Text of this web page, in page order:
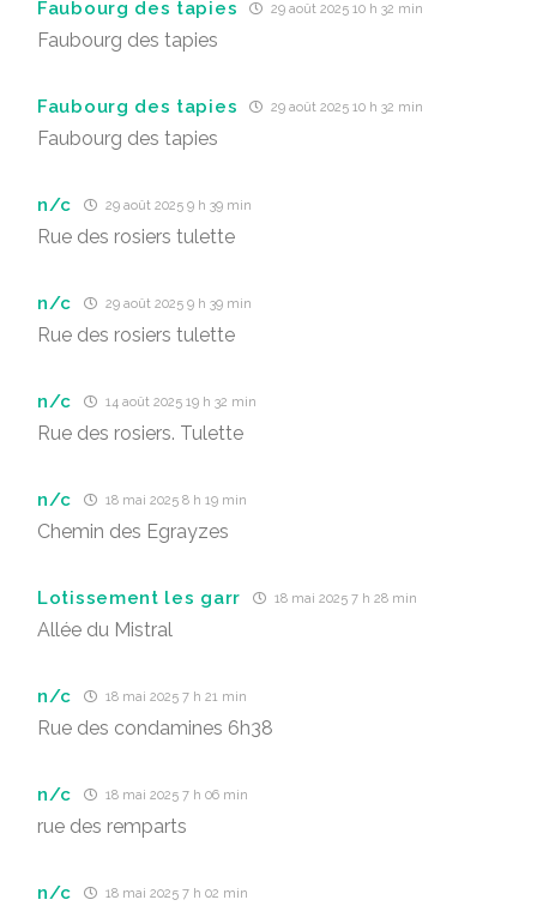
Faubourg des tapies 29 août 2025 10 h 32 min
Faubourg des tapies
Faubourg des tapies 29 août 2025 10 h 32 min
Faubourg des tapies
n/c 29 août 2025 9 h 39 min
Rue des rosiers tulette
n/c 29 août 2025 9 h 39 min
Rue des rosiers tulette
n/c 14 août 2025 19 h 32 min
Rue des rosiers. Tulette
n/c 18 mai 2025 8 h 19 min
Chemin des Egrayzes
Lotissement les garr 18 mai 2025 7 h 28 min
Allée du Mistral
n/c 18 mai 2025 7 h 21 min
Rue des condamines 6h38
n/c 18 mai 2025 7 h 06 min
rue des remparts
n/c 18 mai 2025 7 h 02 min